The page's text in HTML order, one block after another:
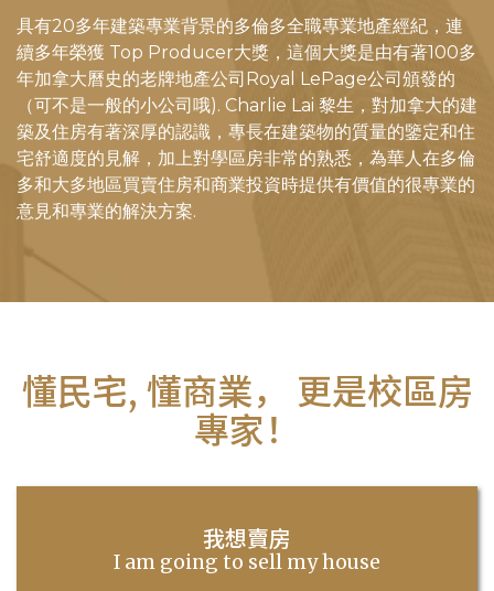
具有20多年建築專業背景的多倫多全職專業地產經紀，連
續多年榮獲 Top Producer大獎，這個大獎是由有著100多
年加拿大曆史的老牌地產公司Royal LePage公司頒發的
（可不是一般的小公司哦). Charlie Lai 黎生，對加拿大的建
築及住房有著深厚的認識，專長在建築物的質量的鑒定和住
宅舒適度的見解，加上對學區房非常的熟悉，為華人在多倫
多和大多地區買賣住房和商業投資時提供有價值的很專業的
意見和專業的解決方案.
懂民宅, 懂商業， 更是校區房
專家！
我想賣房
I am going to sell my house